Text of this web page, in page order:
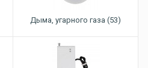
Дыма, угарного газа (53)